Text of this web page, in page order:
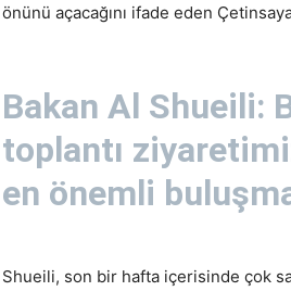
önünü açacağını ifade eden
Bakan Al Shueili:
toplantı
en önemli
Shueili, son bir hafta içerisinde çok